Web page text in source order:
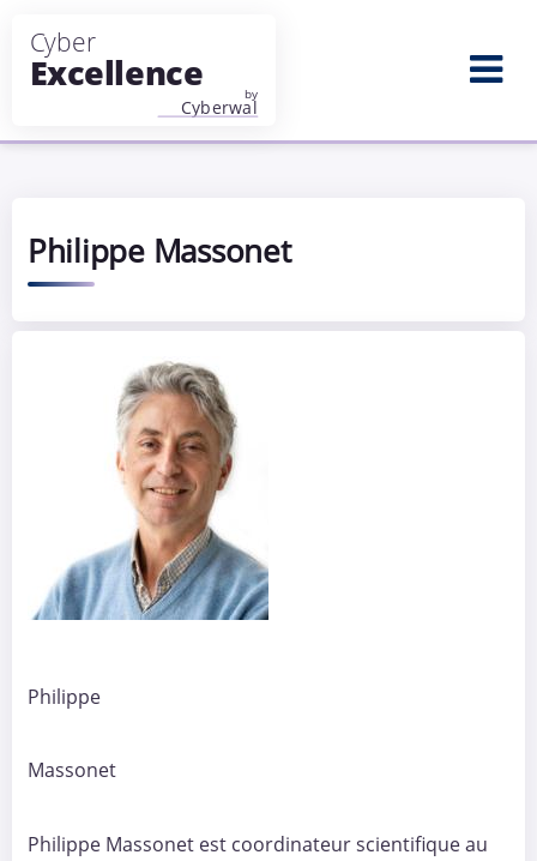
Philippe Massonet
Philippe
Massonet
Philippe Massonet est coordinateur scientifique au